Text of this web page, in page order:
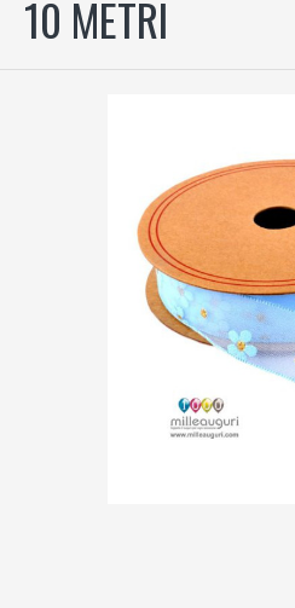
10 METRI